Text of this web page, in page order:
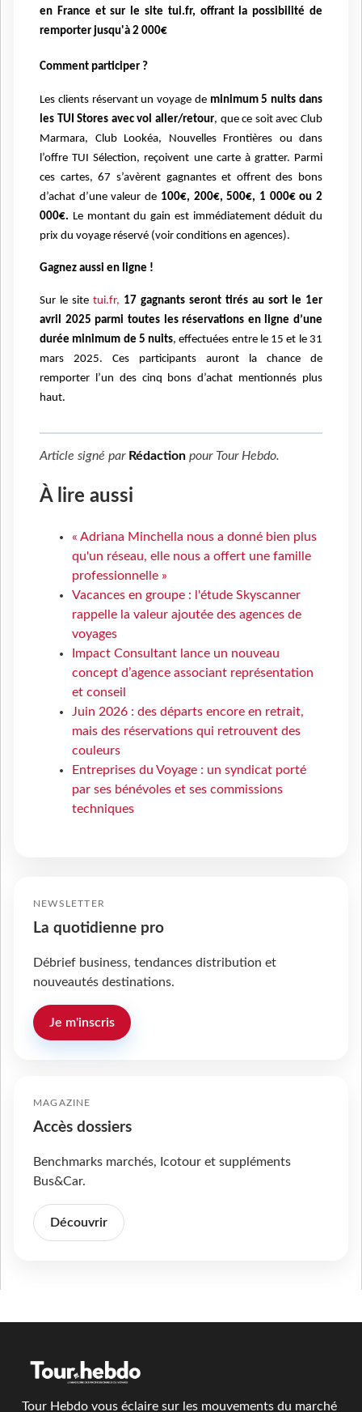
en France et sur le site tui.fr, offrant la possibilité de
remporter jusqu'à 2 000€
Comment participer ?
Les clients réservant un voyage de minimum 5 nuits dans
les TUI Stores avec vol aller/retour, que ce soit avec Club
Marmara, Club Lookéa, Nouvelles Frontières ou dans
l’offre TUI Sélection, reçoivent une carte à gratter. Parmi
ces cartes, 67 s’avèrent gagnantes et offrent des bons
d’achat d’une valeur de 100€, 200€, 500€, 1 000€ ou 2
000€. Le montant du gain est immédiatement déduit du
prix du voyage réservé (voir conditions en agences).
Gagnez aussi en ligne !
Sur le site tui.fr, 17 gagnants seront tirés au sort le 1er
avril 2025 parmi toutes les réservations en ligne d’une
durée minimum de 5 nuits, effectuées entre le 15 et le 31
mars 2025. Ces participants auront la chance de
remporter l’un des cinq bons d’achat mentionnés plus
haut.
Article signé par Rédaction pour Tour Hebdo.
À lire aussi
« Adriana Minchella nous a donné bien plus
qu'un réseau, elle nous a offert une famille
professionnelle »
Vacances en groupe : l'étude Skyscanner
rappelle la valeur ajoutée des agences de
voyages
Impact Consultant lance un nouveau
concept d’agence associant représentation
et conseil
Juin 2026 : des départs encore en retrait,
mais des réservations qui retrouvent des
couleurs
Entreprises du Voyage : un syndicat porté
par ses bénévoles et ses commissions
techniques
NEWSLETTER
La quotidienne pro
Débrief business, tendances distribution et
nouveautés destinations.
Je m'inscris
MAGAZINE
Accès dossiers
Benchmarks marchés, Icotour et suppléments
Bus&Car.
Découvrir
Tour Hebdo vous éclaire sur les mouvements du marché